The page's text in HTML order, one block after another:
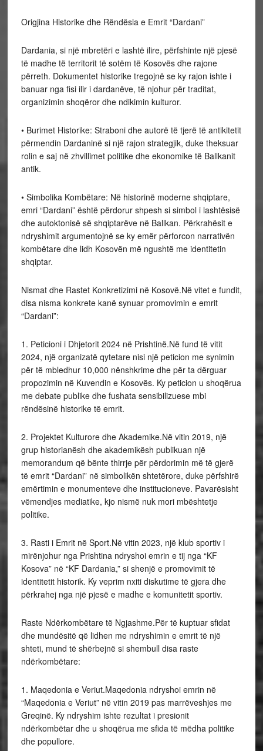
Origjina Historike dhe Rëndësia e Emrit “Dardani”
Dardania, si një mbretëri e lashtë ilire, përfshinte një pjesë
të madhe të territorit të sotëm të Kosovës dhe rajone
përreth. Dokumentet historike tregojnë se ky rajon ishte i
banuar nga fisi ilir i dardanëve, të njohur për traditat,
organizimin shoqëror dhe ndikimin kulturor.
• Burimet Historike: Straboni dhe autorë të tjerë të antikitetit
përmendin Dardaninë si një rajon strategjik, duke theksuar
rolin e saj në zhvillimet politike dhe ekonomike të Ballkanit
antik.
• Simbolika Kombëtare: Në historinë moderne shqiptare,
emri “Dardani” është përdorur shpesh si simbol i lashtësisë
dhe autoktonisë së shqiptarëve në Ballkan. Përkrahësit e
ndryshimit argumentojnë se ky emër përforcon narrativën
kombëtare dhe lidh Kosovën më ngushtë me identitetin
shqiptar.
Nismat dhe Rastet Konkretizimi në Kosovë.Në vitet e fundit,
disa nisma konkrete kanë synuar promovimin e emrit
“Dardani”:
1. Peticioni i Dhjetorit 2024 në Prishtinë.Në fund të vitit
2024, një organizatë qytetare nisi një peticion me synimin
për të mbledhur 10,000 nënshkrime dhe për ta dërguar
propozimin në Kuvendin e Kosovës. Ky peticion u shoqërua
me debate publike dhe fushata sensibilizuese mbi
rëndësinë historike të emrit.
2. Projektet Kulturore dhe Akademike.Në vitin 2019, një
grup historianësh dhe akademikësh publikuan një
memorandum që bënte thirrje për përdorimin më të gjerë
të emrit “Dardani” në simbolikën shtetërore, duke përfshirë
emërtimin e monumenteve dhe institucioneve. Pavarësisht
vëmendjes mediatike, kjo nismë nuk mori mbështetje
politike.
3. Rasti i Emrit në Sport.Në vitin 2023, një klub sportiv i
mirënjohur nga Prishtina ndryshoi emrin e tij nga “KF
Kosova” në “KF Dardania,” si shenjë e promovimit të
identitetit historik. Ky veprim nxiti diskutime të gjera dhe
përkrahej nga një pjesë e madhe e komunitetit sportiv.
Raste Ndërkombëtare të Ngjashme.Për të kuptuar sfidat
dhe mundësitë që lidhen me ndryshimin e emrit të një
shteti, mund të shërbejnë si shembull disa raste
ndërkombëtare:
1. Maqedonia e Veriut.Maqedonia ndryshoi emrin në
“Maqedonia e Veriut” në vitin 2019 pas marrëveshjes me
Greqinë. Ky ndryshim ishte rezultat i presionit
ndërkombëtar dhe u shoqërua me sfida të mëdha politike
dhe popullore.